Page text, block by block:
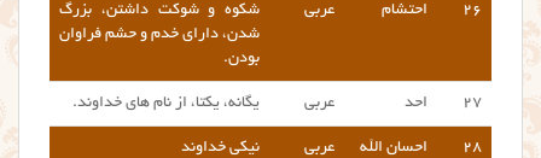
۲۶ احتشام عربی
شکوه و شوکت داشتن، بزرگ
شدن، دارای خدم و حشم فراوان
بودن.
۲۷ احد عربی یگانه، یکتا، از نام های خداوند.
۲۸ احسان الله عربی نیکی خداوند